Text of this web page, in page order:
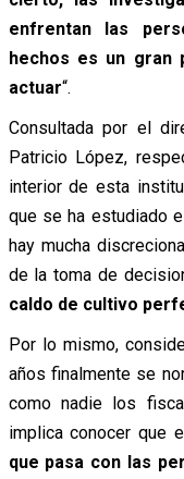
enfrentan las
hechos es un gran
actuar“.
Consultada por el
Patricio López,
interior de esta
que se ha estudiado
hay mucha
de la toma de
caldo de cultivo
Por lo mismo,
años finalmente se
como nadie los
implica conocer que
que pasa con las